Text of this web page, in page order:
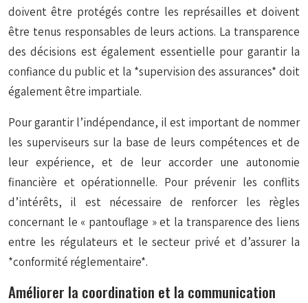
doivent être protégés contre les représailles et doivent
être tenus responsables de leurs actions. La transparence
des décisions est également essentielle pour garantir la
confiance du public et la *supervision des assurances* doit
également être impartiale.
Pour garantir l’indépendance, il est important de nommer
les superviseurs sur la base de leurs compétences et de
leur expérience, et de leur accorder une autonomie
financière et opérationnelle. Pour prévenir les conflits
d’intérêts, il est nécessaire de renforcer les règles
concernant le « pantouflage » et la transparence des liens
entre les régulateurs et le secteur privé et d’assurer la
*conformité réglementaire*.
Améliorer la coordination et la communication